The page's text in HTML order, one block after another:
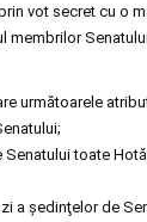
vot secret cu o
membrilor
următoarele
Senatului toate
a şedinţelor de